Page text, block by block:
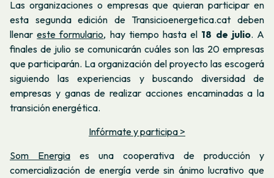
Las organizaciones o empresas que quieran participar en
esta segunda edición de Transicioenergetica.cat deben
llenareste formulario, hay tiempo hasta el 18 de julio. A
finales de julio se comunicarán cuáles son las 20 empresas
que participarán. La organización del proyecto las escogerá
siguiendo las experiencias y buscando diversidad de
empresas y ganas de realizar acciones encaminadas a la
transición energética.
Infórmate y participa >
Som Energia es una cooperativa de producción y
comercialización de energía verde sin ánimo lucrativo que